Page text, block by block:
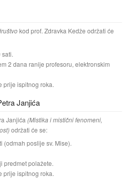
kod prof. Zdravka Kedže održati će
2 dana ranije profesoru, elektronskim
prije ispitnog roka.
Janjića
Janjića (Mistika i mistični fenomeni,
održati će se:
(odmah poslije sv. Mise).
predmet polažete.
prije ispitnog roka.